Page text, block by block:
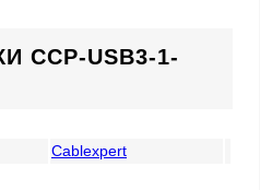
CCP-USB3-1-
Cablexpert